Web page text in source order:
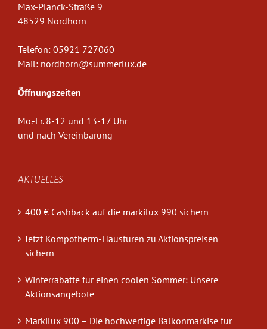
Max-Planck-Straße 9
48529 Nordhorn
Telefon: 05921 727060
Mail: nordhorn@summerlux.de
Öffnungszeiten
Mo.-Fr. 8-12 und 13-17 Uhr
und nach Vereinbarung
AKTUELLES
400 € Cashback auf die markilux 990 sichern
Jetzt Kompotherm-Haustüren zu Aktionspreisen
sichern
Winterrabatte für einen coolen Sommer: Unsere
Aktionsangebote
Markilux 900 – Die hochwertige Balkonmarkise für